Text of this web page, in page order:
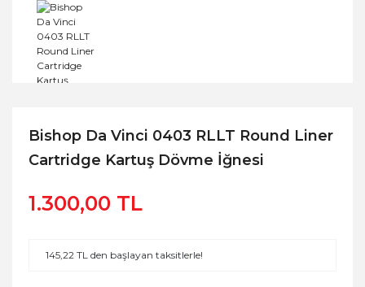
Bishop Da Vinci 0403 RLLT Round Liner
Cartridge Kartuş Dövme İğnesi
1.300,00 TL
145,22 TL den başlayan taksitlerle!